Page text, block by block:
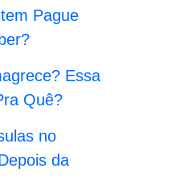
Pague
Essa
Quê?
no
da